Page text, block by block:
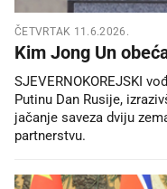
ČETVRTAK 11.6.2026.
Kim Jong Un
SJEVERNOKOREJSKI
Putinu Dan Rusije,
jačanje saveza dviju
partnerstvu.